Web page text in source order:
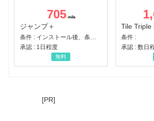
705
ジャンプ＋
承認 : 1日程度
無料
条件 :
承認 : 数日
[PR]